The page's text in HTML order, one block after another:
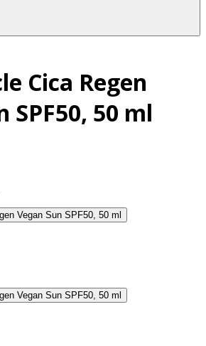
Cica Regen
SPF50, 50 ml
Vegan Sun SPF50, 50 ml
Vegan Sun SPF50, 50 ml